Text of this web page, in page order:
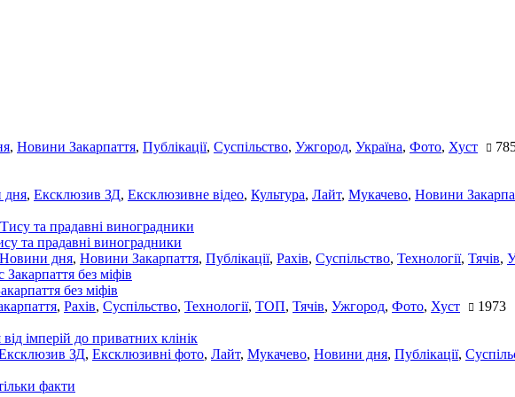
, Новини Закарпаття, Публікації, Суспільство, Ужгород, Україна, Фото, Хуст
дня, Ексклюзив ЗД, Ексклюзивне відео, Культура, Лайт, Мукачево, Новини
та прадавні виноградники
Новини дня, Новини Закарпаття, Публікації, Рахів, Суспільство, Технології, Тячів,
без міфів
, Рахів, Суспільство, Технології, ТОП, Тячів, Ужгород, Фото, Хуст 1973
імперій до приватних клінік
ЗД, Ексклюзивні фото, Лайт, Мукачево, Новини дня, Публікації,
факти